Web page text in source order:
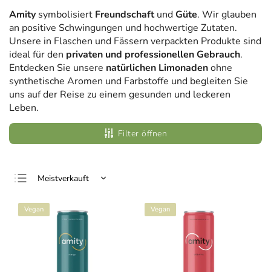
Amity symbolisiert FreundschaftundGüte. Wir glauben
an positive Schwingungen und hochwertige Zutaten.
Unsere in Flaschen und Fässern verpackten Produkte sind
ideal für den privaten und professionellen Gebrauch.
Entdecken Sie unsere natürlichen Limonadenohne
synthetische Aromen und Farbstoffe und begleiten Sie
uns auf der Reise zu einem gesunden und leckeren
Leben.
Filter öffnen
Meistverkauft
Teuerste
Alphabetisch
Vegan Vegan